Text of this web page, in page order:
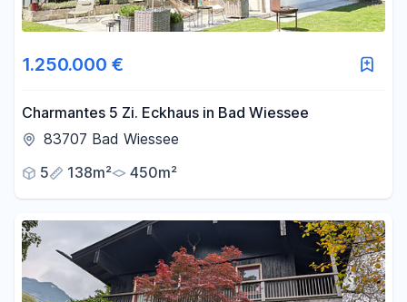
1.250.000 €
Charmantes 5 Zi. Eckhaus in Bad Wiessee
83707 Bad Wiessee
5
138m² 450m²